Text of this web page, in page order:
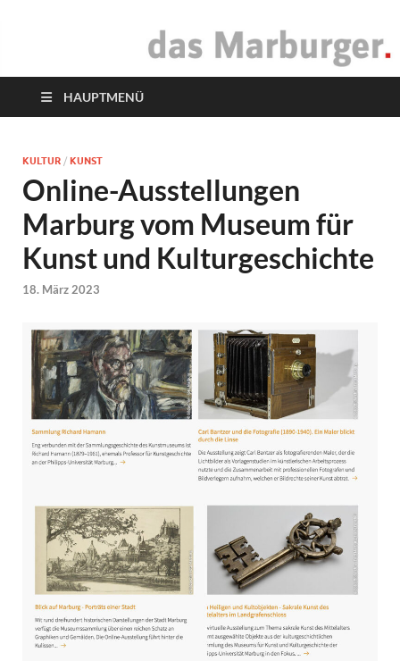
das Marburger.
HAUPTMENÜ
KULTUR / KUNST
Online-Ausstellungen
Marburg vom Museum für
Kunst und Kulturgeschichte
18. März 2023